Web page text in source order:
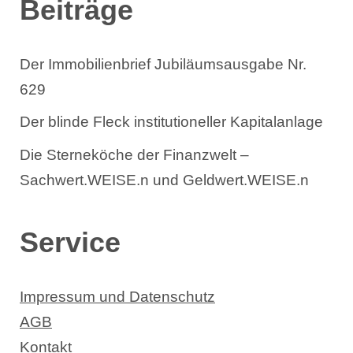
Beiträge
Der Immobilienbrief Jubiläumsausgabe Nr.
629
Der blinde Fleck institutioneller Kapitalanlage
Die Sterneköche der Finanzwelt –
Sachwert.WEISE.n und Geldwert.WEISE.n
Service
Impressum und Datenschutz
AGB
Kontakt